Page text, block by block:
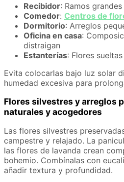
Recibidor: Ramos
Comedor: Centros de
Dormitorio: Arreglos
Oficina en casa:
distraigan
Estanterías: Flores
Evita colocarlas bajo luz solar
humedad excesiva para
Flores silvestres y arreglos
naturales y acogedores
Las flores silvestres
campestre y relajado. La
las flores de lavanda crean
bohemio. Combínalas con
añadir textura y profundidad.